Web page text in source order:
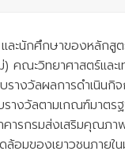
ละนักศึกษาของหลักสู
คณะวิทยาศาสตร์และเ
างวัลผลการดำเนินกิ
รางวัลตามเกณฑ์มา
ารกรมส่งเสริมคุณ
ล้อมของเยาวชนภา